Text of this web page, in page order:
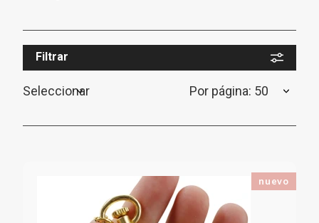
Filtrar
Seleccionar Por página: 50
nuevo